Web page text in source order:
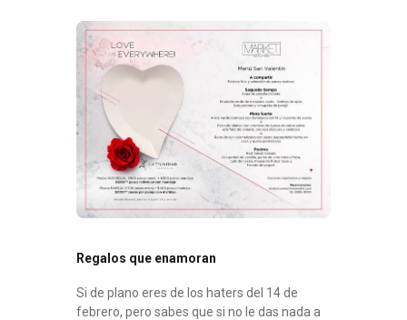
Regalos que enamoran
Si de plano eres de los haters del 14 de
febrero, pero sabes que si no le das nada a